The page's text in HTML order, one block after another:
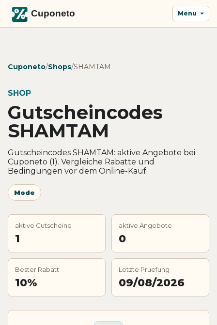
Menu
Cuponeto/Shops/SHAMTAM
SHOP
Gutscheincodes
SHAMTAM
Gutscheincodes SHAMTAM: aktive Angebote bei
Cuponeto (1). Vergleiche Rabatte und
Bedingungen vor dem Online-Kauf.
Mode
aktive Gutscheine
1
aktive Angebote
0
Bester Rabatt
10%
Letzte Pruefung
09/08/2026